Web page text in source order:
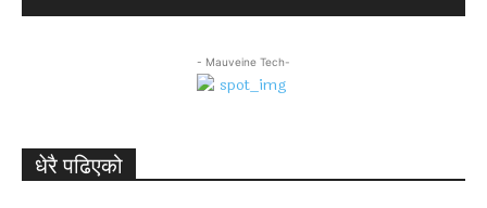
- Mauveine Tech-
धेरै पढिएको